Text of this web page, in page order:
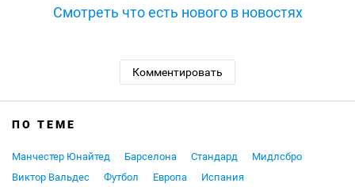
Смотреть что есть нового в новостях
Комментировать
ПО ТЕМЕ
Манчестер Юнайтед Барселона Стандард
Мидлсбро
Виктор Вальдес
Футбол Европа Испания